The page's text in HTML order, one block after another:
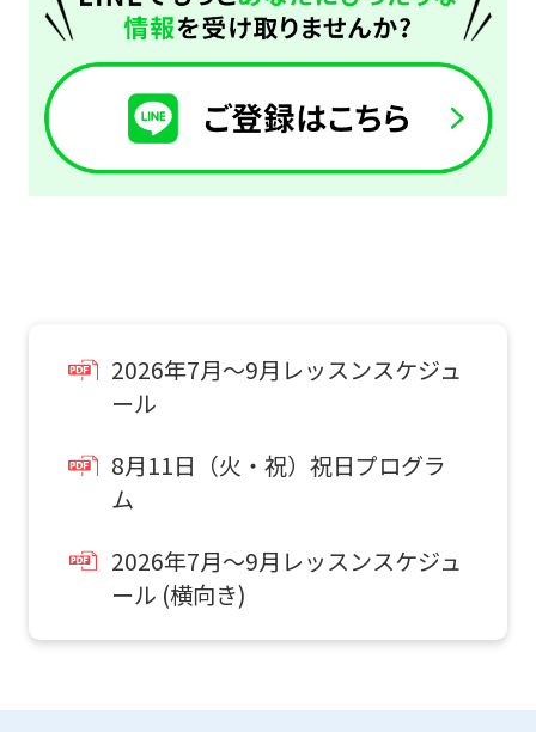
2026年7月～9月レッスンスケジュ
ール
8月11日（火・祝）祝日プログラ
ム
2026年7月～9月レッスンスケジュ
ール (横向き)
of
this
website
will
be
may
an
translation.
translation
differ